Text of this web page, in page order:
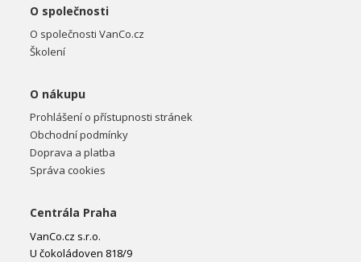
O společnosti
O společnosti VanCo.cz
Školení
O nákupu
Prohlášení o přístupnosti stránek
Obchodní podmínky
Doprava a platba
Správa cookies
Centrála Praha
VanCo.cz s.r.o.
U čokoládoven 818/9